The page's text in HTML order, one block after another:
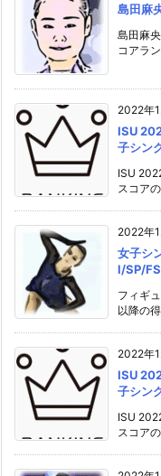
島田麻
島田麻
コアラ
2022年
ISU
子シン
ISU
スコア
2022年
女子シ
l/SP/FS
フィギ
以降の
2022年
ISU
子シン
ISU
スコア